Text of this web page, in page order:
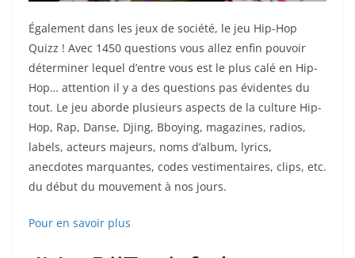
Également dans les jeux de société, le jeu Hip-Hop
Quizz ! Avec 1450 questions vous allez enfin pouvoir
déterminer lequel d’entre vous est le plus calé en Hip-
Hop… attention il y a des questions pas évidentes du
tout. Le jeu aborde plusieurs aspects de la culture Hip-
Hop, Rap, Danse, Djing, Bboying, magazines, radios,
labels, acteurs majeurs, noms d’album, lyrics,
anecdotes marquantes, codes vestimentaires, clips, etc.
du début du mouvement à nos jours.
Pour en savoir plus